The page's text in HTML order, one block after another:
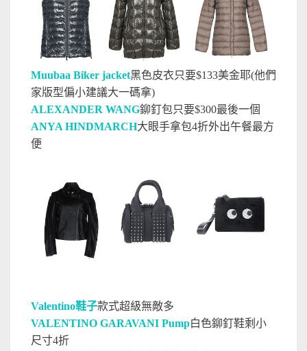
Muubaa Biker jacket黑色皮衣只要$133美金耶(他們
家版型偏小建議大一碼拿)
ALEXANDER WANG鉚釘包只要$300最後一個
ANYA HINDMARCH大眼手拿包4折外出午餐最方
便
Valentino鞋子款式超級無敵多
VALENTINO GARAVANI Pump白色鉚釘鞋剩小
尺寸4折